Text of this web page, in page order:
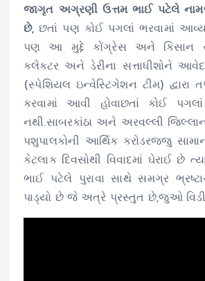
જાગૃત અગ્રણી ઉત્તમ ભાઈ પટેલે
છે, છતાં પણ કોઈ પગલાં ભરવામાં
પણ આ મુદ્દે કોંગ્રેસ અને કિસાન સંઘ
કલેક્ટર અને ડેરીના સત્તાધીશોને
(સ્પેશિયલ ઇન્વેસ્ટિગેશન ટીમ) દ્વારા
કરવામાં આવી હોવાછતાં કોઈ
નથી.સાબરકાંઠા અને અરવલ્લી
પશુપાલકોની આર્થિક કરોડરજ્જુ
કેટલાક દિવસોથી વિવાદમાં ઘેરાઈ છે
ભાઈ પટેલે પુરાવા સાથે સમગ્ર
પાડ્યો છે જે અત્રે પ્રસ્તુત છે,જુઓ